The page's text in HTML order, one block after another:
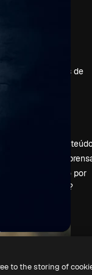
Tendências de
Vender
Sala de
Procurando por
magnific.ai?
to the storing of